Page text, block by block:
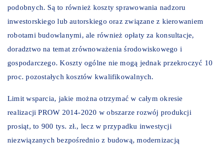
podobnych. Są to również koszty sprawowania nadzoru
inwestorskiego lub autorskiego oraz związane z kierowaniem
robotami budowlanymi, ale również opłaty za konsultacje,
doradztwo na temat zrównoważenia środowiskowego i
gospodarczego. Koszty ogólne nie mogą jednak przekroczyć 10
proc. pozostałych kosztów kwalifikowalnych.
Limit wsparcia, jakie można otrzymać w całym okresie
realizacji PROW 2014-2020 w obszarze rozwój produkcji
prosiąt, to 900 tys. zł., lecz w przypadku inwestycji
niezwiązanych bezpośrednio z budową, modernizacją